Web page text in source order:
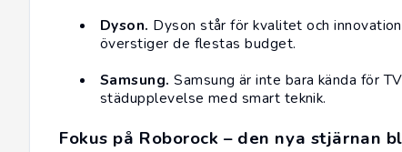
Dyson. Dyson står för kvalitet och
överstiger de flestas budget.
Samsung. Samsung är inte bara kända för
städupplevelse med smart teknik.
Fokus på Roborock – den nya stjärnan